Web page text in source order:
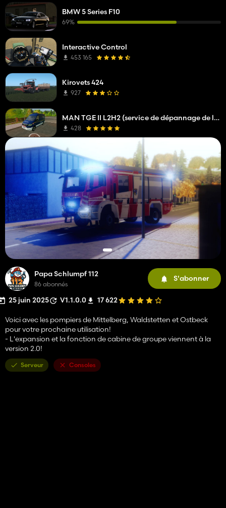
Papa Schlumpf 112
86 abonnés
S'abonner
25 juin 2025 V1.1.0.0 17 622
Voici avec les pompiers de Mittelberg, Waldstetten et Ostbeck
pour votre prochaine utilisation!
- L'expansion et la fonction de cabine de groupe viennent à la
version 2.0!
Serveur Consoles
BMW 5 Series F10
69%
Interactive Control
453 165
Kirovets 424
927
MAN TGE II L2H2 (service de dépannage de l'opérateur réseau)
428